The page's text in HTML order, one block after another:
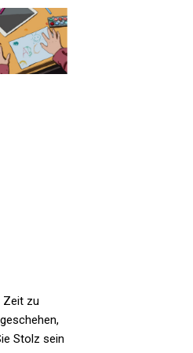
Zeit zu
Stolz sein